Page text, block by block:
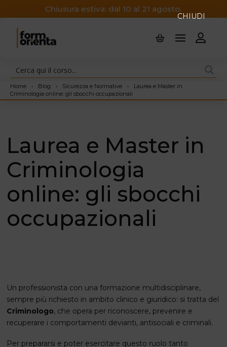
Chiusura estiva: dal 10 al 21 agosto.
Home › Blog › Sicurezza e Normative ›
Laurea e Master in
Criminologia online: gli sbocchi occupazionali
Laurea e Master in
Criminologia
online: gli sbocchi
occupazionali
Un professionista con una formazione multidisciplinare,
sempre più richiesto in ambito clinico e giuridico: si tratta del
Criminologo, che opera per riconoscere, prevenire e
recuperare i comportamenti devianti, antisociali e criminali.
Per prepararsi e poter esercitare questo ruolo tanto
CHIUDI